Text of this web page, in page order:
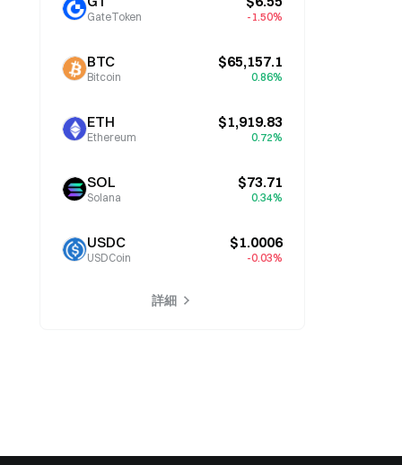
GateToken -1.50%
BTC
Bitcoin
$65,157.1
0.86%
ETH
Ethereum
$1,919.83
0.72%
SOL
Solana
$73.71
0.34%
USDC
USDCoin
$1.0006
-0.03%
詳細